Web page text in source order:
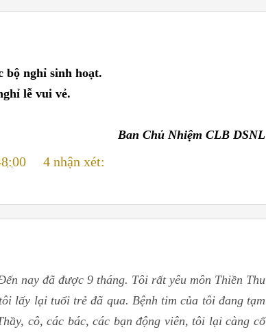
bộ nghỉ sinh hoạt.
lễ vui vẻ.
Ban Chủ Nhiệm CLB DSNL
4 nhận xét:
nay đã được 9 tháng. Tôi rất yêu môn Thiền Thu
lấy lại tuổi trẻ đã qua. Bệnh tim của tôi đang tạm
cô, các bác, các bạn động viên, tôi lại càng cố